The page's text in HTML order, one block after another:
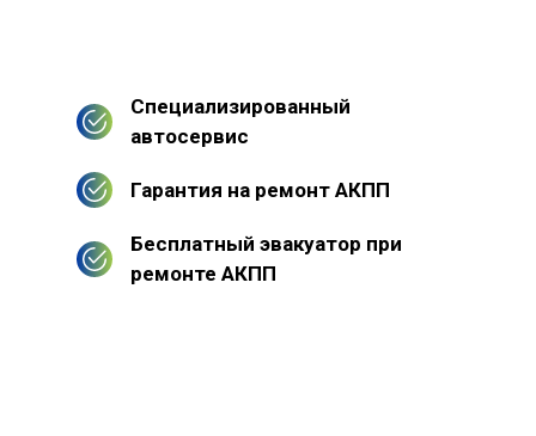
Специализированный
автосервис
Гарантия на ремонт АКПП
Бесплатный эвакуатор при
ремонте АКПП